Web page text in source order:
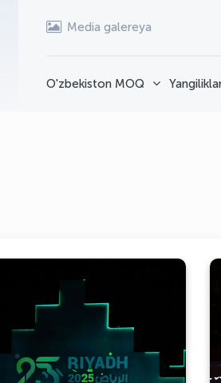
Media galereya
O'zbekiston MOQ
Riyod-2025 VI Islom
tantanali ochilish marosimi
oʻtkazildi